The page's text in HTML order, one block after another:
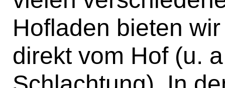
Hofladen bieten
direkt vom Hof (u.